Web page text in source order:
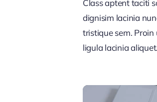
Class aptent taciti
dignisim lacinia
tristique sem. Proin
ligula lacinia